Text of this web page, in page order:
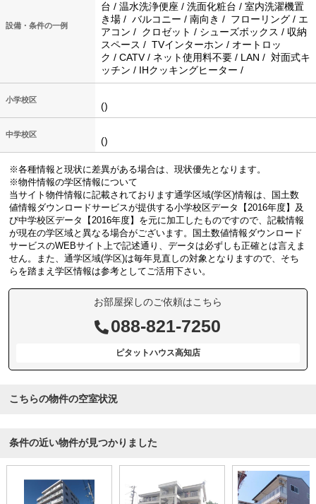
設備・条件の一例
台 / 温水洗浄便座 / 洗面化粧台 / 室内洗濯機置
き場 / バルコニー / 南向き / フローリング / エ
アコン / クロゼット / シューズボックス / 収納
スペース / TVインターホン / オートロッ
ク / CATV / ネット使用料不要 / LAN / 対面式キ
ッチン / IHクッキングヒーター /
小学校区
()
中学校区
()
※各種情報と現状に差異がある場合は、現状優先となります。
※物件情報の学区情報について
当サイト物件情報に記載されております通学区域(学区)情報は、国土数
値情報ダウンロードサービスが提供する小学校区データ【2016年度】及
び中学校区データ【2016年度】を元に加工したものですので、記載情報
が現在の学区域と異なる場合がございます。国土数値情報ダウンロード
サービスのWEBサイト上で記述通り、データは必ずしも正確とは言えま
せん。また、通学区域(学区)は毎年見直しの対象となりますので、そち
らを踏まえ学区情報は参考としてご活用下さい。
お部屋探しのご依頼はこちら
088-821-7250
ピタットハウス高知店
こちらの物件の空室状況
条件の近い物件が見つかりました